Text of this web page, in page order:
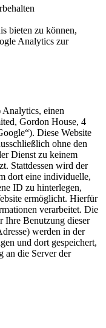
bieten zu können,
Analytics zur
Analytics, einen
Gordon House, 4
Diese Website
ohne den
Dienst zu keinem
Stattdessen wird der
dort eine individuelle,
ID zu hinterlegen,
ermöglicht. Hierfür
verarbeitet. Die
Ihre Benutzung dieser
werden in der
und dort gespeichert,
an die Server der